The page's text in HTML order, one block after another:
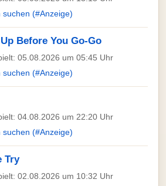
suchen (#Anzeige)
Before You Go-Go
05.08.2026 um 05:45 Uhr
suchen (#Anzeige)
04.08.2026 um 22:20 Uhr
suchen (#Anzeige)
Try
02.08.2026 um 10:32 Uhr